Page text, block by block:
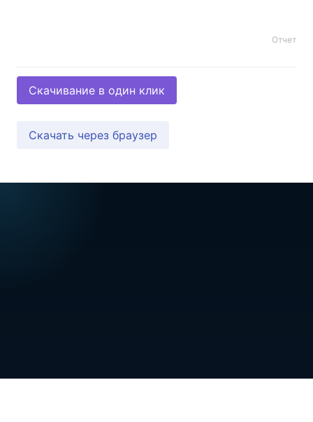
Отчет
Скачивание в один клик
Скачать через браузер